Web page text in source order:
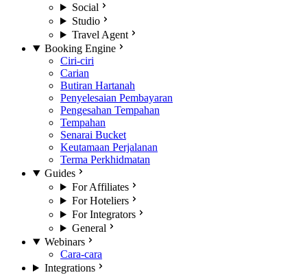
Social
Studio
Travel Agent
Booking Engine
Ciri-ciri
Carian
Butiran Hartanah
Penyelesaian Pembayaran
Pengesahan Tempahan
Tempahan
Senarai Bucket
Keutamaan Perjalanan
Terma Perkhidmatan
Guides
For Affiliates
For Hoteliers
For Integrators
General
Webinars
Cara-cara
Integrations